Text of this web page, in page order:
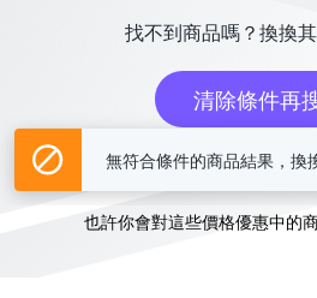
找不到商品嗎？換換
清除條件再
或
也許你會對這些價格優惠中的
無符合條件的商品結果，換